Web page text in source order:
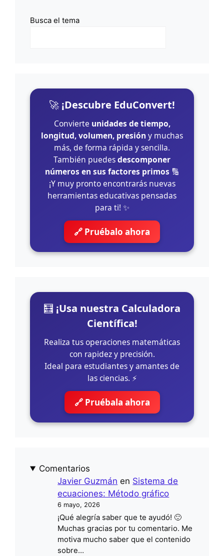
Busca el tema
🚀 ¡Descubre EduConvert!
Convierte unidades de tiempo,
longitud, volumen, presión y muchas
más, de forma rápida y sencilla.
También puedesdescomponer
números en sus factores primos 🔢
¡Y muy pronto encontrarás nuevas
herramientas educativas pensadas
para ti! ✨
🔗 Pruébalo ahora
🧮 ¡Usa nuestra Calculadora
Científica!
Realiza tus operaciones matemáticas
con rapidez y precisión.
Ideal para estudiantes y amantes de
las ciencias. ⚡
🔗 Pruébala ahora
Comentarios
Javier Guzmán en Sistema de
ecuaciones: Método gráfico
6 mayo, 2026
¡Qué alegría saber que te ayudó! 🙂
Muchas gracias por tu comentario. Me
motiva mucho saber que el contenido
sobre…